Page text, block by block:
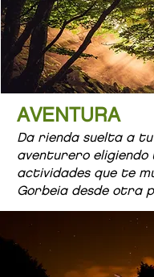
AVENTURA
Da rienda suelta a
aventurero eligiendo
actividades que te
Gorbeia desde otra